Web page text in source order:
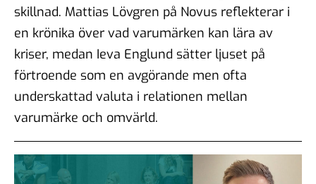
skillnad. Mattias Lövgren på Novus reflekterar i
en krönika över vad varumärken kan lära av
kriser, medan Ieva Englund sätter ljuset på
förtroende som en avgörande men ofta
underskattad valuta i relationen mellan
varumärke och omvärld.